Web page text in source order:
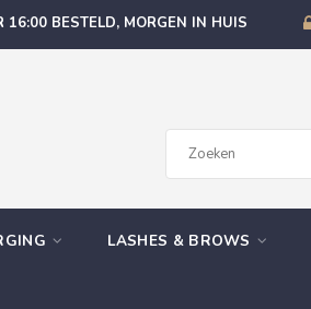
16:00 BESTELD, MORGEN IN HUIS
LASHES & BROWS